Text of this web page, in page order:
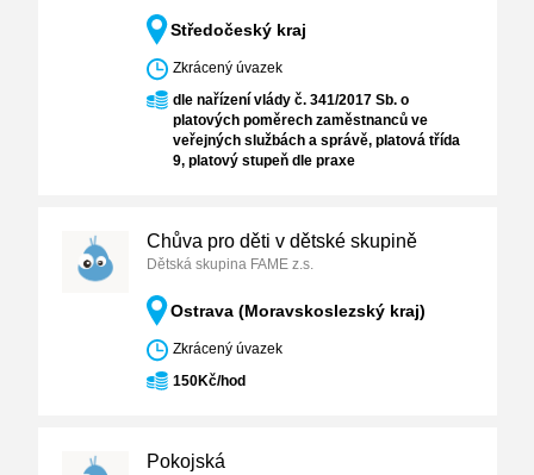
Středočeský kraj
Zkrácený úvazek
dle nařízení vlády č. 341/2017 Sb. o
platových poměrech zaměstnanců ve
veřejných službách a správě, platová třída
9, platový stupeň dle praxe
Chůva pro děti v dětské skupině
Dětská skupina FAME z.s.
Ostrava (Moravskoslezský kraj)
Zkrácený úvazek
150Kč/hod
Pokojská